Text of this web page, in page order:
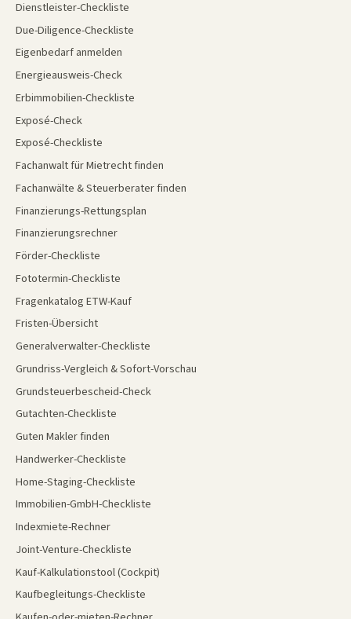
Dienstleister-Checkliste
Due-Diligence-Checkliste
Eigenbedarf anmelden
Energieausweis-Check
Erbimmobilien-Checkliste
Exposé-Check
Exposé-Checkliste
Fachanwalt für Mietrecht finden
Fachanwälte & Steuerberater finden
Finanzierungs-Rettungsplan
Finanzierungsrechner
Förder-Checkliste
Fototermin-Checkliste
Fragenkatalog ETW-Kauf
Fristen-Übersicht
Generalverwalter-Checkliste
Grundriss-Vergleich & Sofort-Vorschau
Grundsteuerbescheid-Check
Gutachten-Checkliste
Guten Makler finden
Handwerker-Checkliste
Home-Staging-Checkliste
Immobilien-GmbH-Checkliste
Indexmiete-Rechner
Joint-Venture-Checkliste
Kauf-Kalkulationstool (Cockpit)
Kaufbegleitungs-Checkliste